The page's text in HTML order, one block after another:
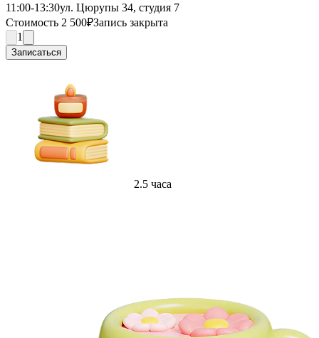
11:00-13:30ул. Цюрупы 34, студия 7
Стоимость 2 500₽Запись закрыта
1
Записаться
2.5 часа